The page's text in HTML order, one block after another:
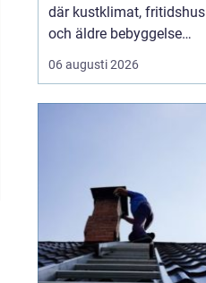
där kustklimat, fritidshus
och äldre bebyggelse
ställer extra höga krav
på rörarbeten,
av återkommande
säsongsproblem, akuta
läckage och behov...
06 augusti 2026